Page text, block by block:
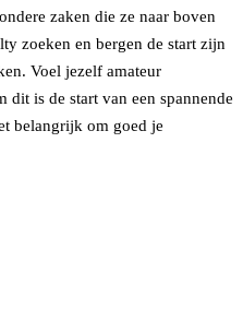
zaken die ze naar boven
zoeken en bergen de start zijn
Voel jezelf amateur
is de start van een spannende
belangrijk om goed je